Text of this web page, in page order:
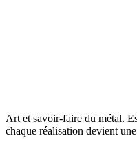
Art et savoir-faire du métal.
chaque réalisation devient